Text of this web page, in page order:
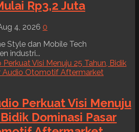
Rp3,2 Juta
4, 2026 0
Style dan Mobile Tech
industri...
Perkuat Visi Menuju
Dominasi Pasar